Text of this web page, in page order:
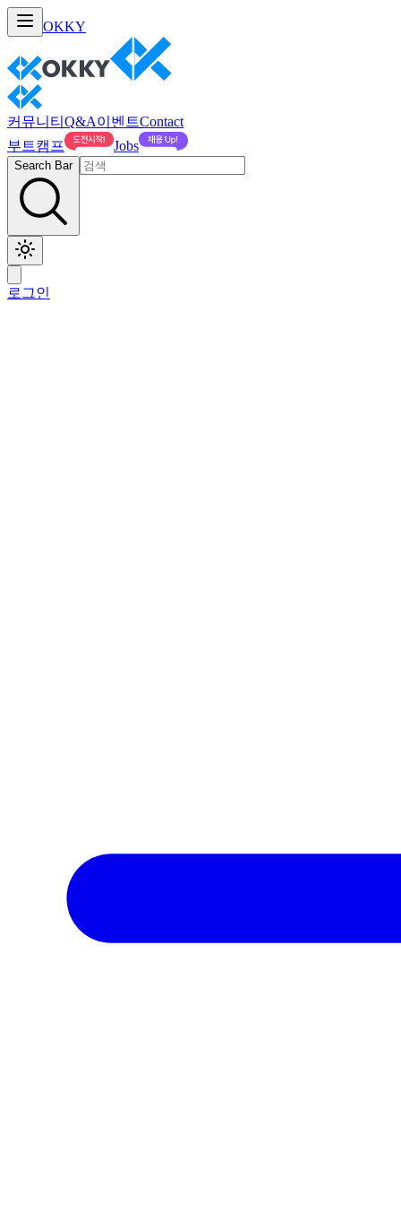
OKKY
커뮤니티 Q&A이벤트Contact
부트캠프
Jobs
Search Bar
로그인